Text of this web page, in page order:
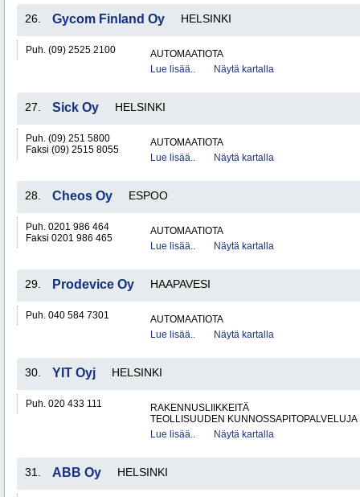
26. Gycom Finland Oy HELSINKI
Puh. (09) 2525 2100
AUTOMAATIOTA
Lue lisää..
Näytä kartalla
27. Sick Oy HELSINKI
Puh. (09) 251 5800
Faksi (09) 2515 8055
AUTOMAATIOTA
Lue lisää..
Näytä kartalla
28. Cheos Oy ESPOO
Puh. 0201 986 464
Faksi 0201 986 465
AUTOMAATIOTA
Lue lisää..
Näytä kartalla
29. Prodevice Oy HAAPAVESI
Puh. 040 584 7301
AUTOMAATIOTA
Lue lisää..
Näytä kartalla
30. YIT Oyj HELSINKI
Puh. 020 433 111
RAKENNUSLIIKKEITÄ
TEOLLISUUDEN KUNNOSSAPITOPALVELUJA
Lue lisää..
Näytä kartalla
31. ABB Oy HELSINKI